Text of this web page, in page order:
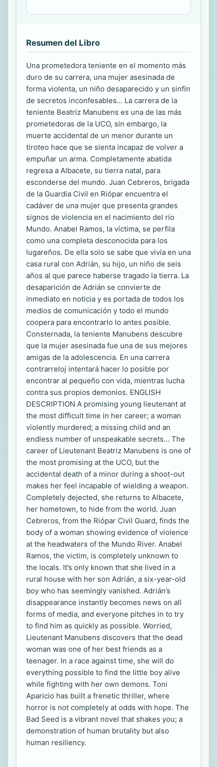
Resumen del Libro
Una prometedora teniente en el momento más
duro de su carrera, una mujer asesinada de
forma violenta, un niño desaparecido y un sinfín
de secretos inconfesables... La carrera de la
teniente Beatriz Manubens es una de las más
prometedoras de la UCO, sin embargo, la
muerte accidental de un menor durante un
tiroteo hace que se sienta incapaz de volver a
empuñar un arma. Completamente abatida
regresa a Albacete, su tierra natal, para
esconderse del mundo. Juan Cebreros, brigada
de la Guardia Civil en Riópar encuentra el
cadáver de una mujer que presenta grandes
signos de violencia en el nacimiento del río
Mundo. Anabel Ramos, la víctima, se perfila
como una completa desconocida para los
lugareños. De ella solo se sabe que vivía en una
casa rural con Adrián, su hijo, un niño de seis
años al que parece haberse tragado la tierra. La
desaparición de Adrián se convierte de
inmediato en noticia y es portada de todos los
medios de comunicación y todo el mundo
coopera para encontrarlo lo antes posible.
Consternada, la teniente Manubens descubre
que la mujer asesinada fue una de sus mejores
amigas de la adolescencia. En una carrera
contrarreloj intentará hacer lo posible por
encontrar al pequeño con vida, mientras lucha
contra sus propios demonios. ENGLISH
DESCRIPTION A promising young lieutenant at
the most difficult time in her career; a woman
violently murdered; a missing child and an
endless number of unspeakable secrets… The
career of Lieutenant Beatriz Manubens is one of
the most promising at the UCO, but the
accidental death of a minor during a shoot-out
makes her feel incapable of wielding a weapon.
Completely dejected, she returns to Albacete,
her hometown, to hide from the world. Juan
Cebreros, from the Riópar Civil Guard, finds the
body of a woman showing evidence of violence
at the headwaters of the Mundo River. Anabel
Ramos, the victim, is completely unknown to
the locals. It’s only known that she lived in a
rural house with her son Adrián, a six-year-old
boy who has seemingly vanished. Adrián’s
disappearance instantly becomes news on all
forms of media, and everyone pitches in to try
to find him as quickly as possible. Worried,
Lieutenant Manubens discovers that the dead
woman was one of her best friends as a
teenager. In a race against time, she will do
everything possible to find the little boy alive
while fighting with her own demons. Toni
Aparicio has built a frenetic thriller, where
horror is not completely at odds with hope. The
Bad Seed is a vibrant novel that shakes you; a
demonstration of human brutality but also
human resiliency.